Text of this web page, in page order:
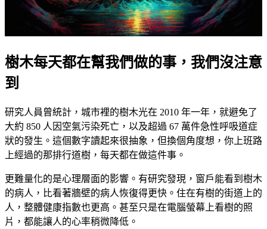
樹木每天都在幫我們做的事，我們沒注意
到
研究人員曾統計，城市裡的樹木光在 2010 年一年，就避免了
大約 850 人因空氣污染死亡，以及超過 67 萬件急性呼吸道症
狀的發生。這個數字讀起來很抽象，但換個角度想，你上班路
上經過的那排行道樹，每天都在做這件事。
更難量化的是心理層面的影響。有研究發現，窗戶能看到樹木
的病人，比看著牆壁的病人恢復得更快。住在有樹的街道上的
人，整體健康指數也更高。甚至只是在電腦螢幕上看樹的照
片，都能讓人的心率稍微降低。